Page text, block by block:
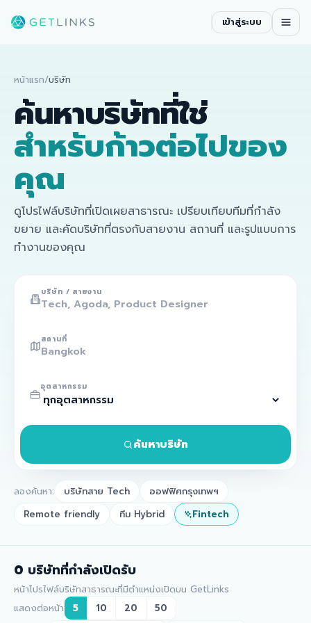
เข้าสู่ระบบ
หน้าแรก/บริษัท
ค้นหาบริษัทที่ใช่
สำหรับก้าวต่อไปของ
คุณ
ดูโปรไฟล์บริษัทที่เปิดเผยสาธารณะ เปรียบเทียบทีมที่กำลัง
ขยาย และคัดบริษัทที่ตรงกับสายงาน สถานที่ และรูปแบบการ
ทำงานของคุณ
บริษัท / สายงาน
สถานที่
อุตสาหกรรม
ค้นหาบริษัท
ลองค้นหา: บริษัทสาย Tech
ออฟฟิศกรุงเทพฯ
Remote friendly
ทีม Hybrid Fintech
0 บริษัทที่กำลังเปิดรับ
หน้าโปรไฟล์บริษัทสาธารณะที่มีตำแหน่งเปิดบน GetLinks
แสดงต่อหน้า
5 10 20 50